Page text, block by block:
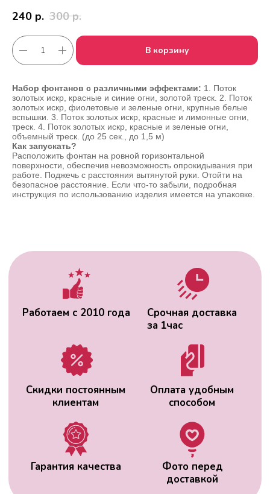
240 р. 300 р.
В корзину
Набор фонтанов с различными эффектами: 1. Поток
золотых искр, красные и синие огни, золотой треск. 2. Поток
золотых искр, фиолетовые и зеленые огни, крупные белые
вспышки. 3. Поток золотых искр, красные и лимонные огни,
треск. 4. Поток золотых искр, красные и зеленые огни,
объемный треск. (до 25 сек., до 1,5 м)
Как запускать?
Расположить фонтан на ровной горизонтальной
поверхности, обеспечив невозможность опрокидывания при
работе. Поджечь с расстояния вытянутой руки. Отойти на
безопасное расстояние. Если что-то забыли, подробная
инструкция по использованию изделия имеется на упаковке.
Работаем с 2010 года
Срочная доставка
за1час
Скидки постоянным
клиентам
Оплата удобным
способом
доставкой
ВАС МОЖЕТ
ЗАИНТЕРЕСОВАТЬ